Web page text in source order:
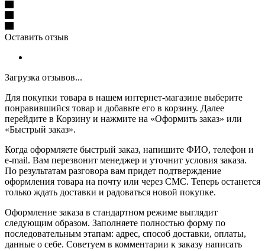
Оставить отзыв
Загрузка отзывов...
Для покупки товара в нашем интернет-магазине выберите
понравившийся товар и добавьте его в корзину. Далее
перейдите в Корзину и нажмите на «Оформить заказ» или
«Быстрый заказ».
Когда оформляете быстрый заказ, напишите ФИО, телефон и
e-mail. Вам перезвонит менеджер и уточнит условия заказа.
По результатам разговора вам придет подтверждение
оформления товара на почту или через СМС. Теперь останется
только ждать доставки и радоваться новой покупке.
Оформление заказа в стандартном режиме выглядит
следующим образом. Заполняете полностью форму по
последовательным этапам: адрес, способ доставки, оплаты,
данные о себе. Советуем в комментарии к заказу написать